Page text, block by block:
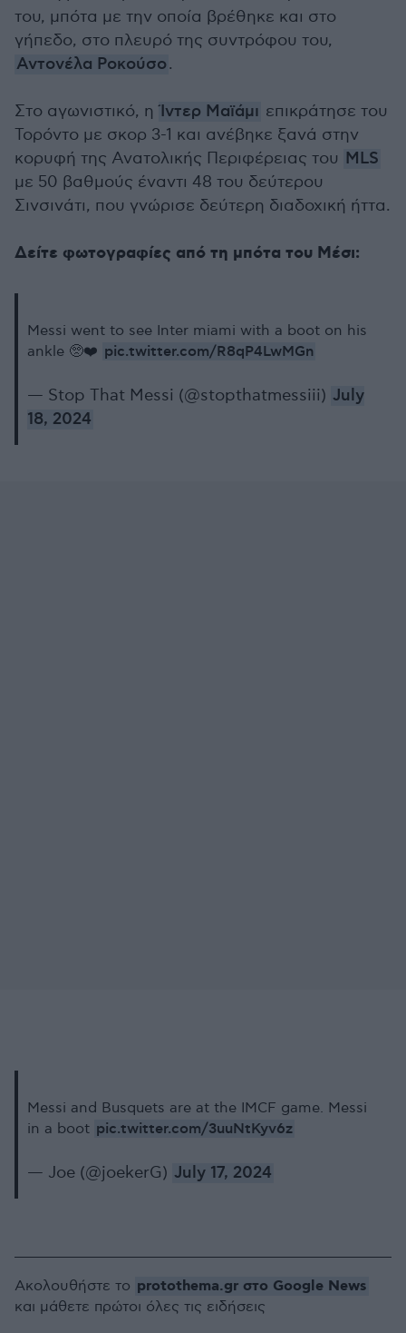
του, μπότα με την οποία βρέθηκε και στο
γήπεδο, στο πλευρό της συντρόφου του,
Αντονέλα Ροκούσο.
Στο αγωνιστικό, ηΊντερ Μαϊάμι επικράτησε του
Τορόντο με σκορ 3-1 και ανέβηκε ξανά στην
κορυφή της Ανατολικής Περιφέρειας του MLS
με 50 βαθμούς έναντι 48 του δεύτερου
Σινσινάτι, που γνώρισε δεύτερη διαδοχική ήττα.
Δείτε φωτογραφίες από τη μπότα του Μέσι:
Messi went to see Inter miami with a boot on his
ankle 🥺❤️ pic.twitter.com/R8qP4LwMGn
— Stop That Messi (@stopthatmessiii) July
18, 2024
Messi and Busquets are at the IMCF game. Messi
in a boot pic.twitter.com/3uuNtKyv6z
— Joe (@joekerG) July 17, 2024
Ακολουθήστε το protothema.gr στο Google News
και μάθετε πρώτοι όλες τις ειδήσεις